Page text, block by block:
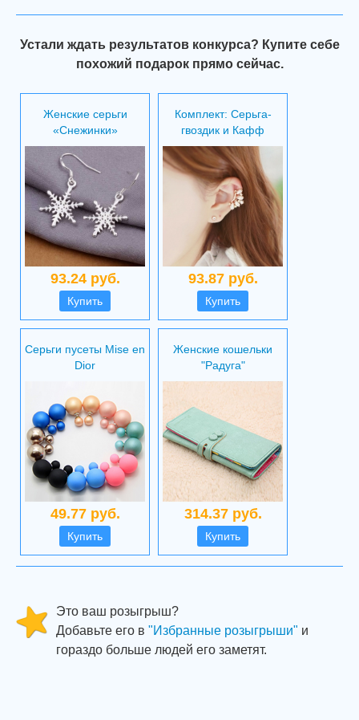
Устали ждать результатов конкурса? Купите себе
похожий подарок прямо сейчас.
Женские серьги
«Снежинки»
93.24 руб.
Купить
Комплект: Серьга-
гвоздик и Кафф
93.87 руб.
Купить
Серьги пусеты Mise en
Dior
49.77 руб.
Купить
Женские кошельки
"Радуга"
314.37 руб.
Купить
Это ваш розыгрыш?
Добавьте его в "Избранные розыгрыши" и
гораздо больше людей его заметят.